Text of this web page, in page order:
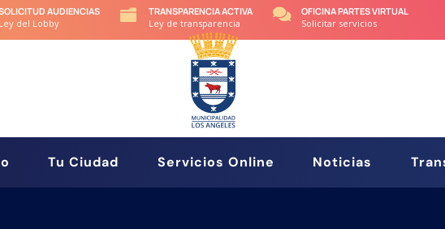
AUDIENCIAS
Ley del Lobby

TRANSPARENCIA ACTIVA
Ley de transparencia

OFICINA PARTES VIRTUAL
Solicitar servicios
Tu Ciudad Servicios Online Noticias